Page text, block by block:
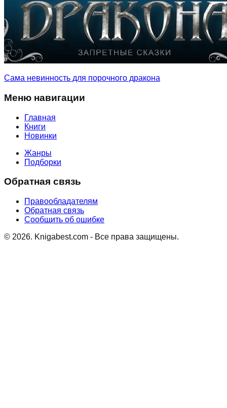
Сама невинность для порочного дракона
Меню навигации
Главная
Книги
Новинки
Жанры
Подборки
Обратная связь
Правообладателям
Обратная связь
Сообщить об ошибке
© 2026. Knigabest.com - Все права защищены.